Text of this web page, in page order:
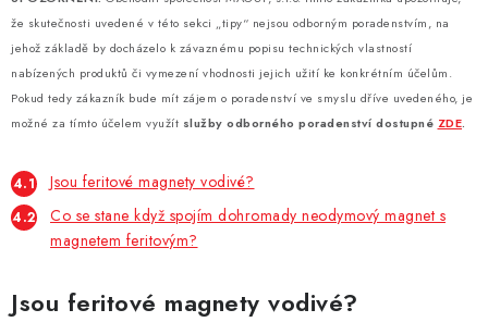
že skutečnosti uvedené v této sekci „tipy“ nejsou odborným poradenstvím, na
jehož základě by docházelo k závaznému popisu technických vlastností
nabízených produktů či vymezení vhodnosti jejich užití ke konkrétním účelům.
Pokud tedy zákazník bude mít zájem o poradenství ve smyslu dříve uvedeného, je
možné za tímto účelem využít služby odborného poradenství dostupné ZDE.
Jsou feritové magnety vodivé?
Co se stane když spojím dohromady neodymový magnet s
magnetem feritovým?
Jsou feritové magnety vodivé?